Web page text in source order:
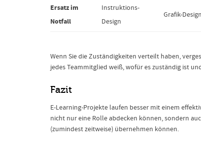
Ersatz im
Notfall
Instruktions-
Design
Grafik-Design
Wenn Sie die Zuständigkeiten verteilt haben,
jedes Teammitglied weiß, wofür es zuständig ist
Fazit
E-Learning-Projekte laufen besser mit einem
nicht nur eine Rolle abdecken können, sondern
(zumindest zeitweise) übernehmen können.